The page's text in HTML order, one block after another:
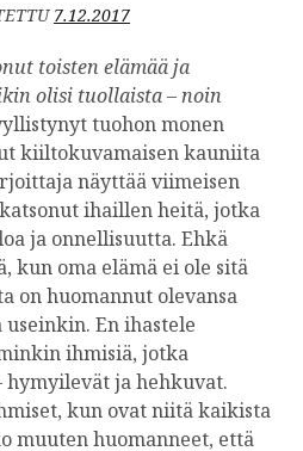
7.12.2017
toisten elämää ja
olisi tuollaista – noin
tuohon monen
kiiltokuvamaisen kauniita
näyttää viimeisen
ihaillen heitä, jotka
ja onnellisuutta. Ehkä
kun oma elämä ei ole sitä
on huomannut olevansa
useinkin. En ihastele
ihmisiä, jotka
ja hehkuvat.
kun ovat niitä kaikista
muuten huomanneet, että